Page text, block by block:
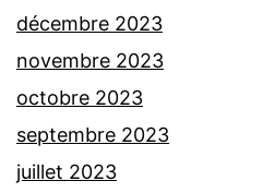
décembre 2023
novembre 2023
octobre 2023
septembre 2023
juillet 2023